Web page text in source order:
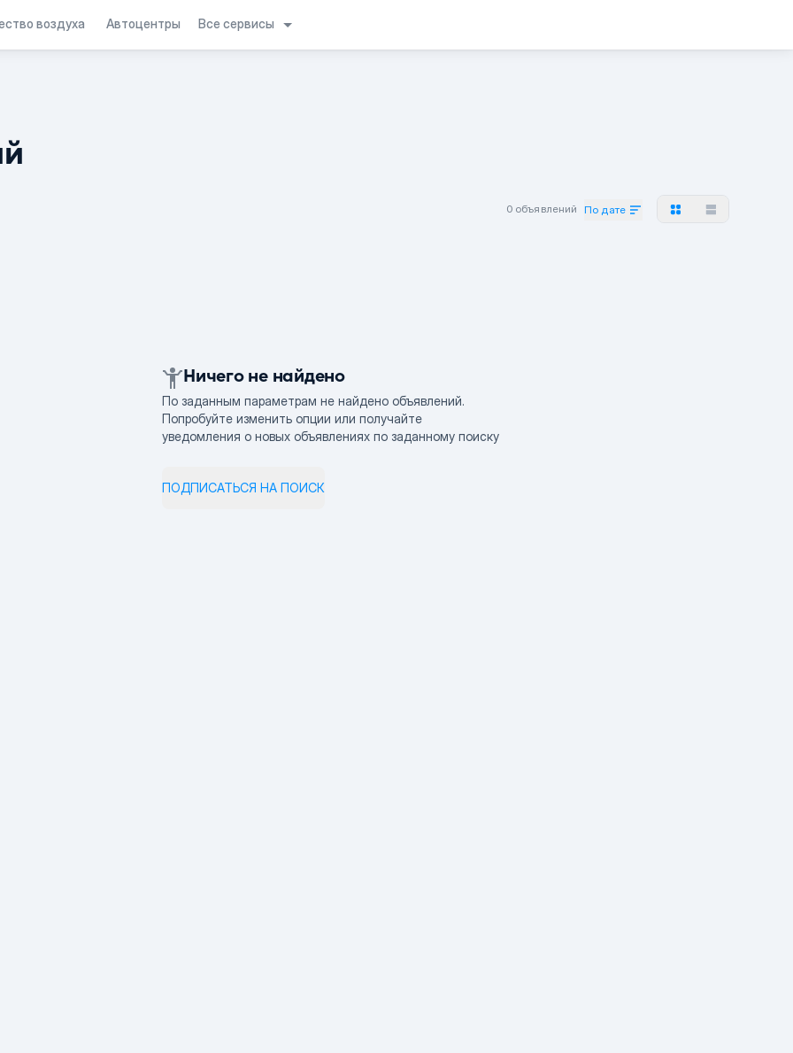
воздуха Автоцентры Все сервисы
0 объявлений По дате
Ничего не найдено
По заданным параметрам не найдено объявлений.
Попробуйте изменить опции или получайте
уведомления о новых объявлениях по заданному поиску
ПОДПИСАТЬСЯ НА ПОИСК